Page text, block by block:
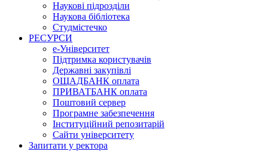
Наукові підрозділи
Наукова бібліотека
Студмістечко
РЕСУРСИ
е-Університет
Підтримка користувачів
Державні закупівлі
ОЩАДБАНК оплата
ПРИВАТБАНК оплата
Поштовий сервер
Програмне забезпечення
Інституційний репозитарій
Сайти університету
Запитати у ректора